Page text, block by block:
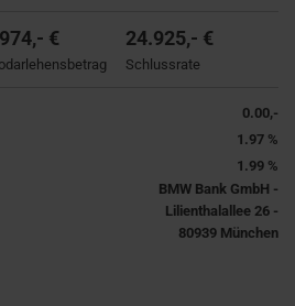
€ 24.925,- €
Schlussrate
0.00,-
1.97 %
1.99 %
BMW Bank GmbH -
Lilienthalallee 26 -
80939 München